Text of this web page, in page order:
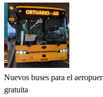
Nuevos buses para el
gratuita